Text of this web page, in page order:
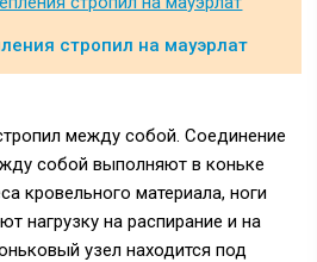
стропил на мауэрлат
между собой. Соединение
собой выполняют в коньке
кровельного материала, ноги
нагрузку на распирание и на
узел находится под